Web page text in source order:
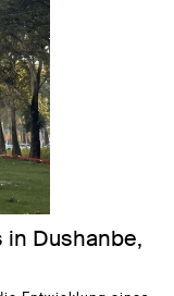
in Dushanbe,